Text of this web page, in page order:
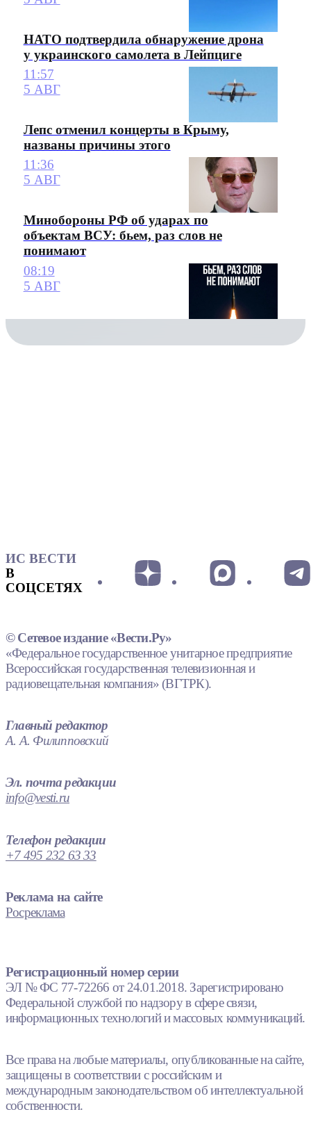
НАТО подтвердила обнаружение дрона
у украинского самолета в Лейпциге
11:57
5 АВГ
Лепс отменил концерты в Крыму,
названы причины этого
11:36
5 АВГ
Минобороны РФ об ударах по
объектам ВСУ: бьем, раз слов не
понимают
08:19
5 АВГ
ИС ВЕСТИ
В
СОЦСЕТЯХ
© Сетевое издание «Вести.Ру»
«Федеральное государственное унитарное предприятие
Всероссийская государственная телевизионная и
радиовещательная компания» (ВГТРК).
Главный редактор
А. А. Филипповский
Эл. почта редакции
info@vesti.ru
Телефон редакции
+7 495 232 63 33
Реклама на сайте
Росреклама
Регистрационный номер серии
ЭЛ № ФС 77-72266 от 24.01.2018. Зарегистрировано
Федеральной службой по надзору в сфере связи,
информационных технологий и массовых коммуникаций.
Все права на любые материалы, опубликованные на сайте,
защищены в соответствии с российским и
международным законодательством об интеллектуальной
собственности.